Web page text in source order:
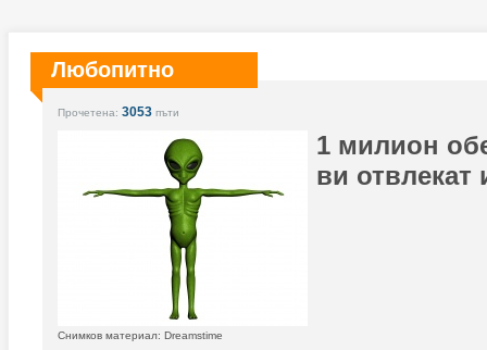
Любопитно
Прочетена: 3053 пъти
1 милион
ви
Снимков материал: Dreamstime